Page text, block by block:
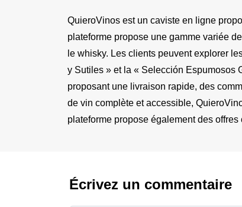
QuieroVinos est un caviste en ligne
plateforme propose une gamme variée
le whisky. Les clients peuvent explorer
y Sutiles » et la « Selección Espumosos
proposant une livraison rapide, des
de vin complète et accessible,
plateforme propose également des
Écrivez un commentaire